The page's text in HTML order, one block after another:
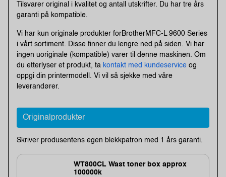
Tilsvarer original i kvalitet og antall utskrifter. Du har tre års
garanti på kompatible.
Vi har kun originale produkter forBrotherMFC-L 9600 Series
i vårt sortiment. Disse finner du lengre ned på siden. Vi har
ingen uoriginale (kompatible) varer til denne maskinen. Om
du etterlyser et produkt, ta kontakt med kundeservice og
oppgi din printermodell. Vi vil så sjekke med våre
leverandører.
Originalprodukter
Skriver produsentens egen blekkpatron med 1 års garanti.
WT800CL Wast toner box approx
100000k